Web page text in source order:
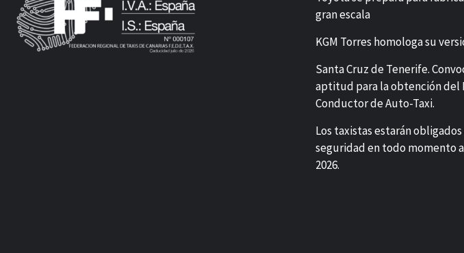
gran escala
KGM Torres homologa su
Santa Cruz de Tenerife.
aptitud para la obtención del
Conductor de Auto-Taxi.
Los taxistas estarán
seguridad en todo momento
2026.